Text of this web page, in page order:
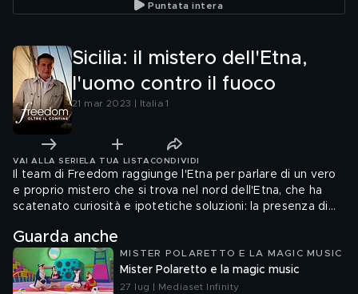
Puntata intera
Sicilia: il mistero dell'Etna,
l'uomo contro il fuoco
21 mar 2023 | Italia 1
VAI ALLA SERIE LA TUA LISTA CONDIVIDI
Il team di Freedom raggiunge l'Etna per parlare di un vero
e proprio mistero che si trova nel nord dell'Etna, che ha
scatenato curiosità e ipotetiche soluzioni: la presenza di
costruite?
Guarda anche
MISTER POLARETTO E LA MAGIC MUSIC
Mister Polaretto e la magic music
27 lug | Mediaset Infinity